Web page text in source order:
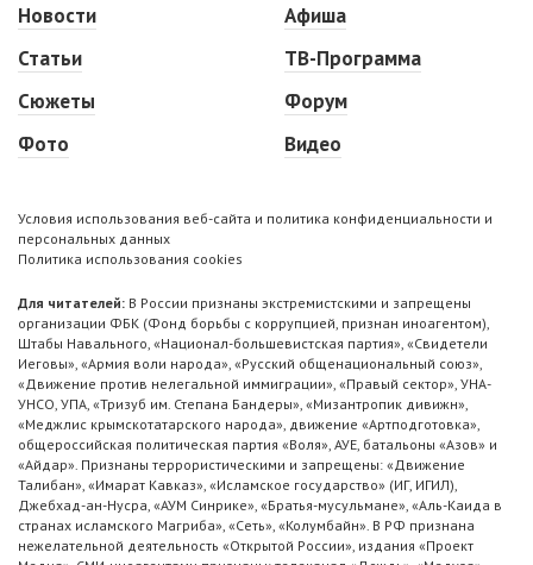
Новости
Статьи
Сюжеты
Фото
Афиша
ТВ-Программа
Форум
Видео
Условия использования веб-сайта и политика конфиденциальности и
персональных данных
Политика использования cookies
Для читателей: В России признаны экстремистскими и запрещены
организации ФБК (Фонд борьбы с коррупцией, признан иноагентом),
Штабы Навального, «Национал-большевистская партия», «Свидетели
Иеговы», «Армия воли народа», «Русский общенациональный союз»,
«Движение против нелегальной иммиграции», «Правый сектор», УНА-
УНСО, УПА, «Тризуб им. Степана Бандеры», «Мизантропик дивижн»,
«Меджлис крымскотатарского народа», движение «Артподготовка»,
общероссийская политическая партия «Воля», АУЕ, батальоны «Азов» и
«Айдар». Признаны террористическими и запрещены: «Движение
Талибан», «Имарат Кавказ», «Исламское государство» (ИГ, ИГИЛ),
Джебхад-ан-Нусра, «АУМ Синрике», «Братья-мусульмане», «Аль-Каида в
странах исламского Магриба», «Сеть», «Колумбайн». В РФ признана
нежелательной деятельность «Открытой России», издания «Проект